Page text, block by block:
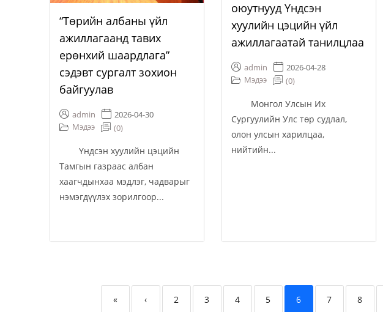
“Төрийн албаны үйл
ажиллагаанд тавих
ерөнхий шаардлага”
сэдэвт сургалт зохион
байгуулав
admin
2026-04-30
Мэдээ
(0)
Үндсэн хуулийн цэцийн
Тамгын газраас албан
хаагчдынхаа мэдлэг, чадварыг
нэмэгдүүлэх зорилгоор...
оюутнууд Үндсэн
хуулийн цэцийн үйл
ажиллагаатай танилцлаа
admin
2026-04-28
Мэдээ
(0)
Монгол Улсын Их
Сургуулийн Улс төр судлал,
олон улсын харилцаа,
нийтийн...
« ‹ 2 3 4 5 6 7 8